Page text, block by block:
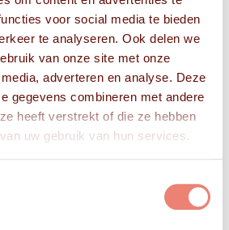
voor social media te bieden
te analyseren. Ook delen we
van onze site met onze
adverteren en analyse. Deze
gegevens combineren met andere
heeft verstrekt of die ze hebben
uw gebruik van hun services.